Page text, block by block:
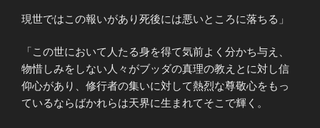
現世ではこの報いがあり死後には悪いところに落ちる」
「この世において人たる身を得て気前よく分かち与え、
物惜しみをしない人々がブッダの真理の教えとに対し信
仰心があり、修行者の集いに対して熱烈な尊敬心をもっ
ているならばかれらは天界に生まれてそこで輝く。